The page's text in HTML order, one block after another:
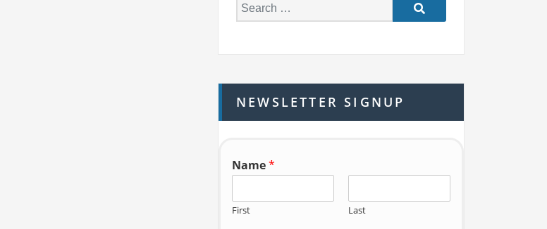
e
h
f
o
NEWSLETTER SIGNUP
Name*
First Last